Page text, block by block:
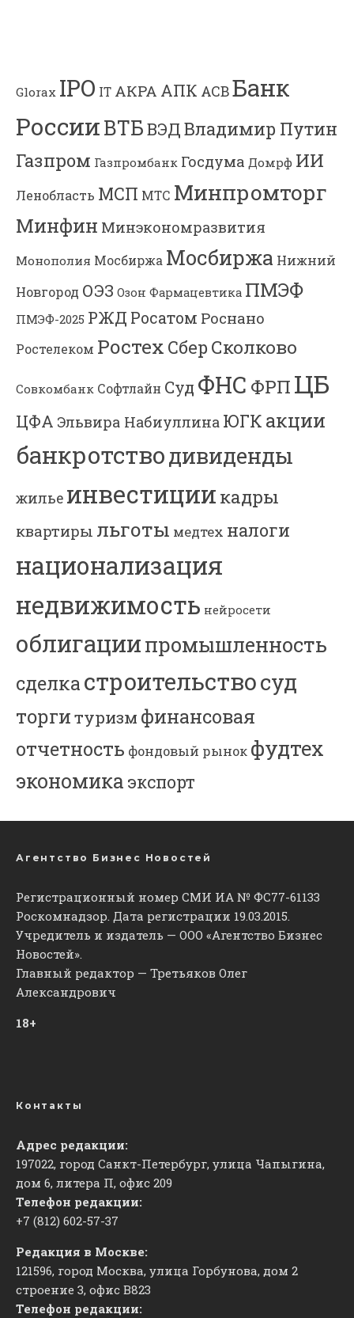
Glorax IPO IT АКРА АПК АСВБанк
РоссииВТБВЭДВладимир Путин
Газпром Газпромбанк Госдума Домрф ИИ
Ленобласть МСП МТС Минпромторг
Минфин Минэкономразвития
Монополия Мосбиржа Мосбиржа Нижний
Новгород ОЭЗ Озон Фармацевтика ПМЭФ
ПМЭФ-2025 РЖД Росатом Роснано
Ростелеком Ростех Сбер Сколково
Совкомбанк Софтлайн Суд ФНС ФРП ЦБ
ЦФА Эльвира Набиуллина ЮГК акции
банкротстводивиденды
жилье инвестиции кадры
квартиры льготы медтех налоги
национализация
недвижимость нейросети
облигациипромышленность
сделкастроительствосуд
торгитуризм финансовая
отчетность фондовый рынок фудтех
экономика экспорт
Агентство Бизнес Новостей
Регистрационный номер СМИ ИА № ФС77-61133
Роскомнадзор. Дата регистрации 19.03.2015.
Учредитель и издатель — ООО «Агентство Бизнес
Новостей».
Главный редактор — Третьяков Олег
Александрович
18+
Контакты
Адрес редакции:
197022, город Санкт-Петербург, улица Чапыгина,
дом 6, литера П, офис 209
Телефон редакции:
+7 (812) 602-57-37
Редакция в Москве:
121596, город Москва, улица Горбунова, дом 2
строение 3, офис ​В823
Телефон редакции: